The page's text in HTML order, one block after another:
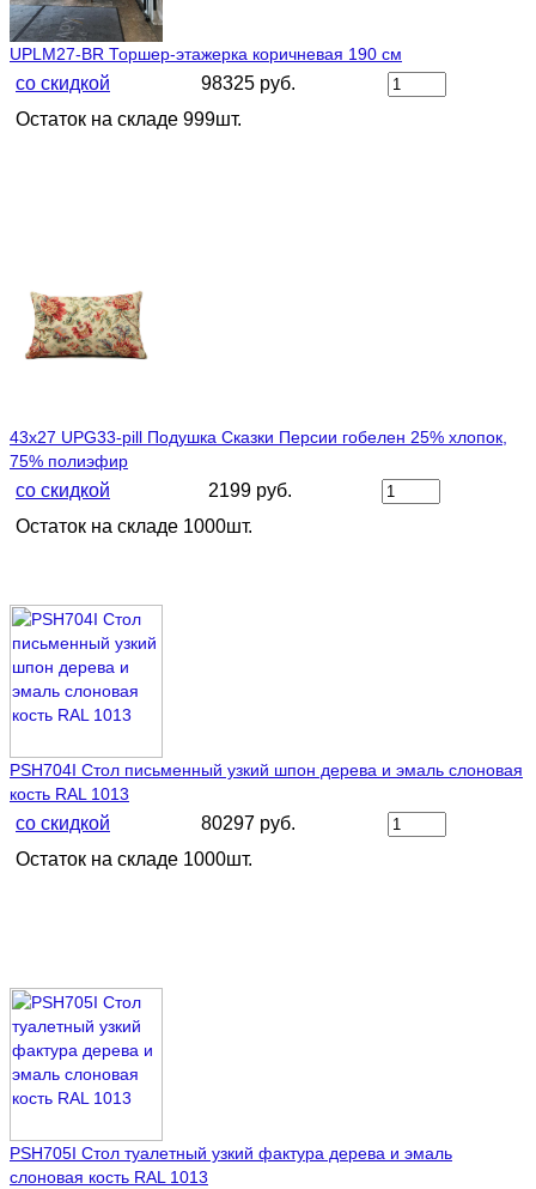
UPLM27-BR Торшер-этажерка коричневая 190 см
со скидкой
98325 руб.
Остаток на складе 999шт.
43х27 UPG33-pill Подушка Сказки Персии гобелен 25% хлопок,
75% полиэфир
со скидкой
2199 руб.
Остаток на складе 1000шт.
PSH704I Стол письменный узкий шпон дерева и эмаль слоновая
кость RAL 1013
со скидкой
80297 руб.
Остаток на складе 1000шт.
PSH705I Стол туалетный узкий фактура дерева и эмаль
слоновая кость RAL 1013